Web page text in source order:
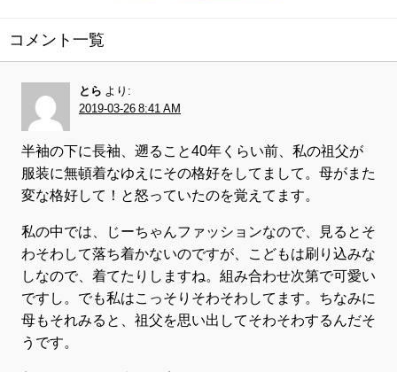
コメント一覧
とら より:
2019-03-26 8:41 AM
半袖の下に長袖、遡ること40年くらい前、私の祖父が
服装に無頓着なゆえにその格好をしてまして。母がまた
変な格好して！と怒っていたのを覚えてます。
私の中では、じーちゃんファッションなので、見るとそ
わそわして落ち着かないのですが、こどもは刷り込みな
しなので、着てたりしますね。組み合わせ次第で可愛い
ですし。でも私はこっそりそわそわしてます。ちなみに
母もそれみると、祖父を思い出してそわそわするんだそ
うです。